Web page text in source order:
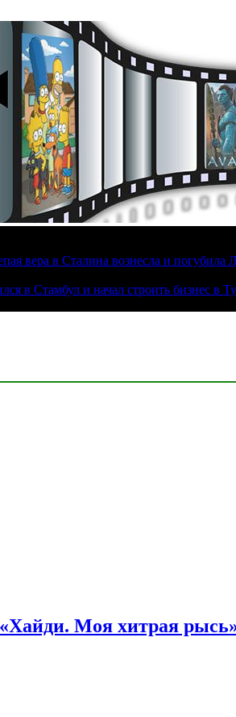
вера в Сталина вознесла и погубила
в Стамбул и начал строить бизнес в
Моя хитрая